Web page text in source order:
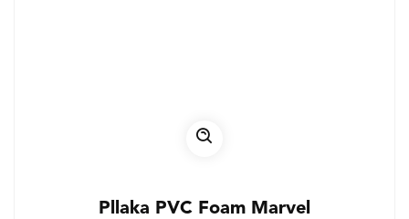
Pllaka PVC Foam Marvel